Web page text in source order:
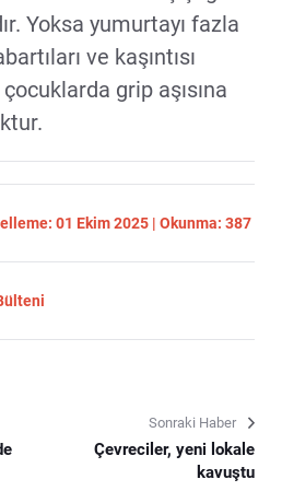
Yoksa yumurtayı fazla
ve kaşıntısı
grip aşısına
01 Ekim 2025 | Okunma: 387
Sonraki Haber
Çevreciler, yeni lokale
kavuştu